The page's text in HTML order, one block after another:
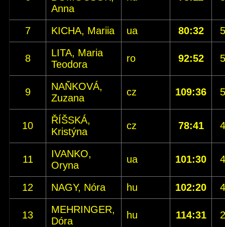
Anna
7 KICHA, Mariia ua 80:32 5
8
LITA, Maria
Teodora
ro 92:52 5
9
NAŇKOVÁ,
Zuzana
cz 109:36 5
10
ŘÍŠSKÁ,
Kristýna
cz 78:41 4
11
IVANKO,
Oryna
ua 101:30 4
12 NAGY, Nóra hu 102:20 4
13
MEHRINGER,
Dóra
hu 114:31 2